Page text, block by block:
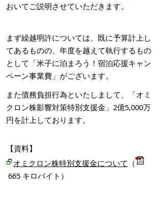
おいてご説明させていただきます。
まず繰越明許については、既に予算計上し
てあるものの、年度を越えて執行するもの
として「米子に泊まろう！宿泊応援キャン
ペーン事業費」がございます。
また債務負担行為といたしまして、「オミ
クロン株影響対策特別支援金」2億5,000万
円を計上しております。
【資料】
オミクロン株特別支援金について （
665 キロバイト）